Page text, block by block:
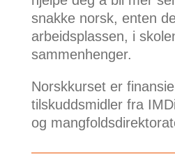
snakke norsk, enten
arbeidsplassen, i
sammenhenger.
Norskkurset er
tilskuddsmidler fra
og